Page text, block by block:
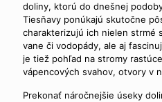
doliny, ktorú do dnešnej
Tiesňavy ponúkajú skutočne
charakterizujú ich nielen strmé
vane či vodopády, ale aj
je tiež pohľad na stromy
vápencových svahov, otvory v
Prekonať náročnejšie úseky